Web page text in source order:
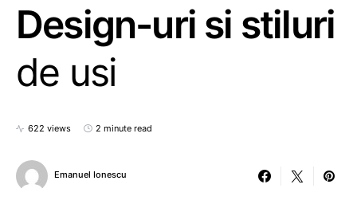
Design-uri si stiluri
de usi
622 views 2 minute read
Emanuel Ionescu